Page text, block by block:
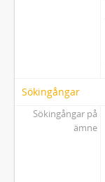
Sökingångar
Sökingångar på
ämne